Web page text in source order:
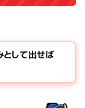
として出せば